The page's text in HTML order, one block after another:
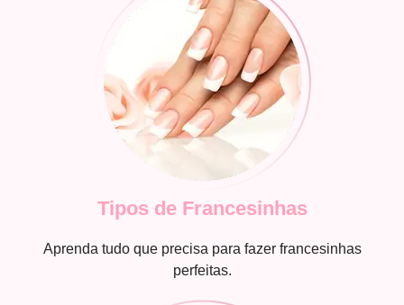
Tipos de Francesinhas
Aprenda tudo que precisa para fazer francesinhas
perfeitas.